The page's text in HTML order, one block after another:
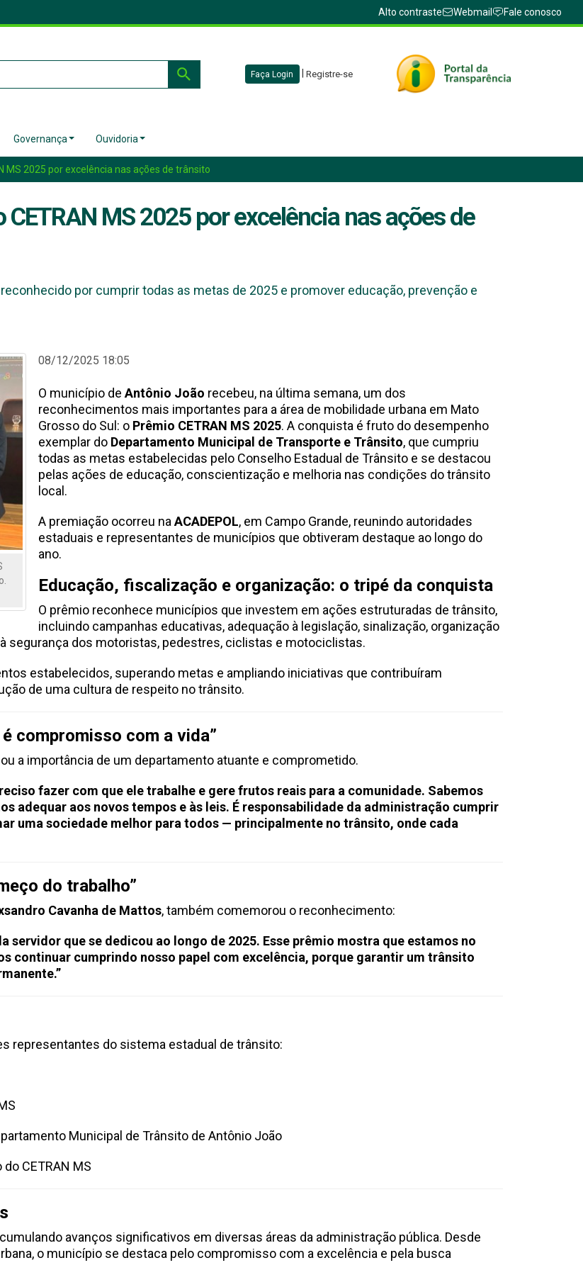
Alto contraste Webmail Fale conosco
Faça Login Registre-se
Governança Ouvidoria
MS 2025 por excelência nas ações de trânsito
MS 2025 por excelência nas ações de
por cumprir todas as metas de 2025 e promover educação, prevenção e
08/12/2025 18:05
O município deAntônio João recebeu, na última semana, um dos
reconhecimentos mais importantes para a área de mobilidade urbana em Mato
Grosso do Sul: o Prêmio CETRAN MS 2025. A conquista é fruto do desempenho
exemplar do Departamento Municipal de Transporte e Trânsito, que cumpriu
todas as metas estabelecidas pelo Conselho Estadual de Trânsito e se destacou
pelas ações de educação, conscientização e melhoria nas condições do trânsito
local.
A premiação ocorreu naACADEPOL, em Campo Grande, reunindo autoridades
estaduais e representantes de municípios que obtiveram destaque ao longo do
ano.
Educação, fiscalização e organização: o tripé da conquista
O prêmio reconhece municípios que investem em ações estruturadas de trânsito,
incluindo campanhas educativas, adequação à legislação, sinalização, organização
segurança dos motoristas, pedestres, ciclistas e motociclistas.
estabelecidos, superando metas e ampliando iniciativas que contribuíram
de uma cultura de respeito no trânsito.
compromisso com a vida”
a importância de um departamento atuante e comprometido.
fazer com que ele trabalhe e gere frutos reais para a comunidade. Sabemos
adequar aos novos tempos e às leis. É responsabilidade da administração cumprir
uma sociedade melhor para todos — principalmente no trânsito, onde cada
do trabalho”
Cavanha de Mattos, também comemorou o reconhecimento:
servidor que se dedicou ao longo de 2025. Esse prêmio mostra que estamos no
continuar cumprindo nosso papel com excelência, porque garantir um trânsito
representantes do sistema estadual de trânsito:
Municipal de Trânsito de Antônio João
CETRAN MS
avanços significativos em diversas áreas da administração pública. Desde
o município se destaca pelo compromisso com a excelência e pela busca